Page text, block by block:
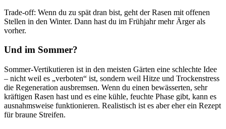
Trade-off: Wenn du zu spät dran bist, geht der Rasen mit offenen
Stellen in den Winter. Dann hast du im Frühjahr mehr Ärger als
vorher.
Und im Sommer?
Sommer-Vertikutieren ist in den meisten Gärten eine schlechte Idee
– nicht weil es „verboten“ ist, sondern weil Hitze und Trockenstress
die Regeneration ausbremsen. Wenn du einen bewässerten, sehr
kräftigen Rasen hast und es eine kühle, feuchte Phase gibt, kann es
ausnahmsweise funktionieren. Realistisch ist es aber eher ein Rezept
für braune Streifen.